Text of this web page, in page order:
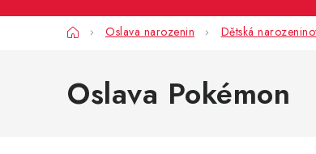
DomůOslava narozenin Dětská
Oslava Pokémon